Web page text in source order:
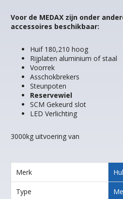
Voor de MEDAX zijn onder
accessoires beschikbaar:
Huif 180,210 hoog
Rijplaten aluminium of staal
Voorrek
Asschokbrekers
Steunpoten
Reservewiel
SCM Gekeurd slot
LED Verlichting
3000kg uitvoering van
Merk
Type